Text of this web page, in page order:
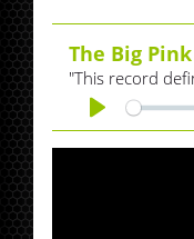
The Big
"This record
Play